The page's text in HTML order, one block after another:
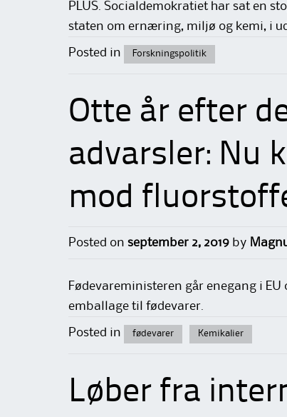
PLUS. Socialdemokratiet har sat en
staten om ernæring, miljø og kemi, i
Posted in Forskningspolitik
Otte år efter
advarsler: Nu
mod
Posted on september 2, 2019 by
Fødevareministeren går enegang i
emballage til fødevarer.
Posted in fødevarer Kemikalier
Løber fra